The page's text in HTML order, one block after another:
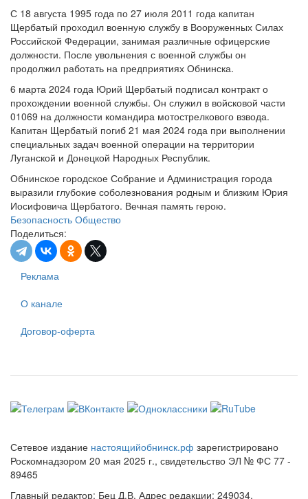
С 18 августа 1995 года по 27 июля 2011 года капитан
Щербатый проходил военную службу в Вооруженных Силах
Российской Федерации, занимая различные офицерские
должности. После увольнения с военной службы он
продолжил работать на предприятиях Обнинска.
6 марта 2024 года Юрий Щербатый подписал контракт о
прохождении военной службы. Он служил в войсковой части
01069 на должности командира мотострелкового взвода.
Капитан Щербатый погиб 21 мая 2024 года при выполнении
специальных задач военной операции на территории
Луганской и Донецкой Народных Республик.
Обнинское городское Собрание и Администрация города
выразили глубокие соболезнования родным и близким Юрия
Иосифовича Щербатого. Вечная память герою.
Безопасность Общество
Поделиться:
Реклама
О канале
Договор-оферта
Сетевое издание настоящийобнинск.рф зарегистрировано
Роскомнадзором 20 мая 2025 г., свидетельство ЭЛ № ФС 77 -
89465
Главный редактор: Бец Д.В. Адрес редакции: 249034,